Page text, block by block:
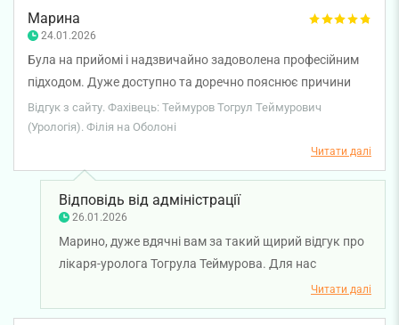
почуваєтеся значно краще. Бажаємо вам міцного
здоров'я!
Марина
24.01.2026
Була на прийомі і надзвичайно задоволена професійним
підходом. Дуже доступно та доречно пояснює причини
захворювання, а головне — швидко знаходить ефективне
рішення, і призначене лікування справді допомагає. Щиро
дякую, було дуже приємно мати справу з таким лікарем.
Відгук з сайту. Фахівець: Теймуров Тогрул Теймурович
(Урологія). Філія на Оболоні
Читати далі
Відповідь від адміністрації
26.01.2026
Марино, дуже вдячні вам за такий щирий відгук про
лікаря-уролога Тогрула Теймурова. Для нас
надзвичайно важливо, щоб пацієнти отримували
зрозумілі пояснення та відчували реальну користь
Читати далі